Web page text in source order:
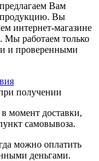
Вам
Вы
интернет-магазине
Мы работаем только
и проверенными
получении
момент доставки,
самовывоза.
можно оплатить
деньгами.